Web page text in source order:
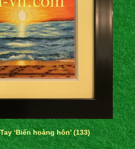
‘Biển hoàng hôn’ (133)